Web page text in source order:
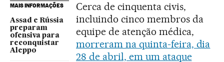
MAIS INFORMAÇÕES
Assad e Rússia
preparam
ofensiva para
reconquistar
Aleppo
Cerca de cinquenta civis,
incluindo cinco membros da
equipe de atenção médica,
morreram na quinta-feira, dia
28 de abril, em um ataque